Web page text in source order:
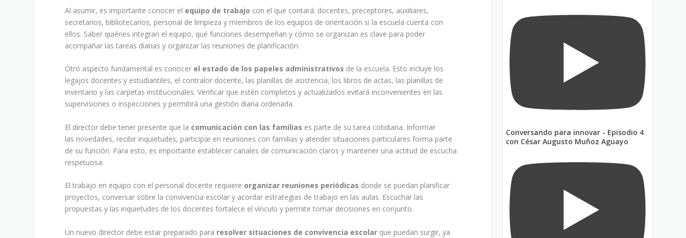
Al asumir, es importante conocer el equipo de trabajo con el que contará: docentes, preceptores, auxiliares,
secretarios, bibliotecarios, personal de limpieza y miembros de los equipos de orientación si la escuela cuenta con
ellos. Saber quiénes integran el equipo, qué funciones desempeñan y cómo se organizan es clave para poder
acompañar las tareas diarias y organizar las reuniones de planificación.
Otro aspecto fundamental es conocer el estado de los papeles administrativos de la escuela. Esto incluye los
legajos docentes y estudiantiles, el contralor docente, las planillas de asistencia, los libros de actas, las planillas de
inventario y las carpetas institucionales. Verificar que estén completos y actualizados evitará inconvenientes en las
supervisiones o inspecciones y permitirá una gestión diaria ordenada.
El director debe tener presente que la comunicación con las familias es parte de su tarea cotidiana. Informar
las novedades, recibir inquietudes, participar en reuniones con familias y atender situaciones particulares forma parte
de su función. Para esto, es importante establecer canales de comunicación claros y mantener una actitud de escucha
respetuosa.
El trabajo en equipo con el personal docente requiere organizar reuniones periódicas donde se puedan planificar
proyectos, conversar sobre la convivencia escolar y acordar estrategias de trabajo en las aulas. Escuchar las
propuestas y las inquietudes de los docentes fortalece el vínculo y permite tomar decisiones en conjunto.
Un nuevo director debe estar preparado para resolver situaciones de convivencia escolar que puedan surgir, ya
Conversando para innovar - Episodio 4
con César Augusto Muñoz Aguayo